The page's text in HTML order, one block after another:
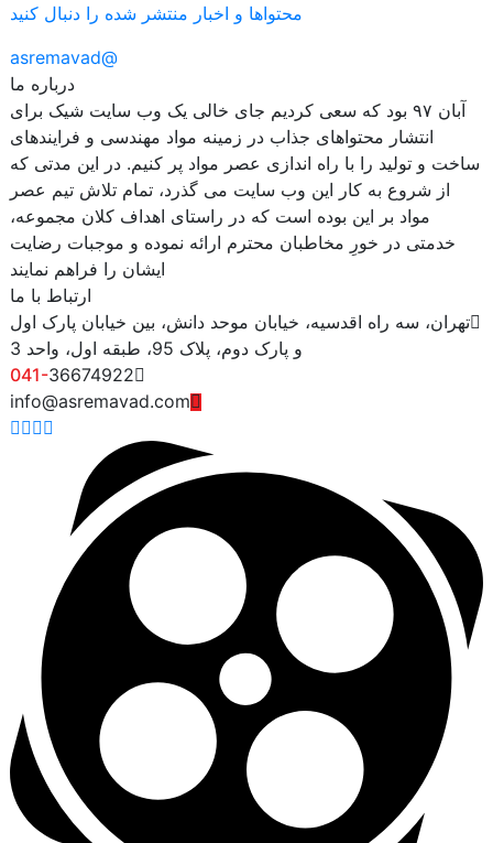
محتواها و اخبار منتشر شده را دنبال کنید
@asremavad
درباره ما
آبان ۹۷ بود که سعی کردیم جای خالی یک وب سایت شیک برای
انتشار محتواهای جذاب در زمینه مواد مهندسی و فرایندهای
ساخت و تولید را با راه اندازی عصر مواد پر کنیم. در این مدتی که
از شروع به کار این وب سایت می گذرد، تمام تلاش تیم عصر
مواد بر این بوده است که در راستای اهداف کلان مجموعه،
خدمتی در خورِ مخاطبان محترم ارائه نموده و موجبات رضایت
ایشان را فراهم نمایند
ارتباط با ما
تهران، سه راه اقدسیه، خیابان موحد دانش، بین خیابان پارک اول
و پارک دوم، پلاک 95، طبقه اول، واحد 3
041-36674922
info@asremavad.com